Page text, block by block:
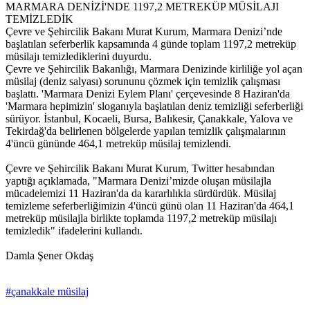
MARMARA DENİZİ'NDE 1197,2 METREKÜP MÜSİLAJI
TEMİZLEDİK
Çevre ve Şehircilik Bakanı Murat Kurum, Marmara Denizi’nde
başlatılan seferberlik kapsamında 4 günde toplam 1197,2 metreküp
müsilajı temizlediklerini duyurdu.
Çevre ve Şehircilik Bakanlığı, Marmara Denizinde kirliliğe yol açan
müsilaj (deniz salyası) sorununu çözmek için temizlik çalışması
başlattı. 'Marmara Denizi Eylem Planı' çerçevesinde 8 Haziran'da
'Marmara hepimizin' sloganıyla başlatılan deniz temizliği seferberliği
sürüyor. İstanbul, Kocaeli, Bursa, Balıkesir, Çanakkale, Yalova ve
Tekirdağ'da belirlenen bölgelerde yapılan temizlik çalışmalarının
4'üncü gününde 464,1 metreküp müsilaj temizlendi.
Çevre ve Şehircilik Bakanı Murat Kurum, Twitter hesabından
yaptığı açıklamada, "Marmara Denizi’mizde oluşan müsilajla
mücadelemizi 11 Haziran'da da kararlılıkla sürdürdük. Müsilaj
temizleme seferberliğimizin 4'üncü günü olan 11 Haziran'da 464,1
metreküp müsilajla birlikte toplamda 1197,2 metreküp müsilajı
temizledik" ifadelerini kullandı.
Damla Şener Okdaş
#çanakkale müsilaj